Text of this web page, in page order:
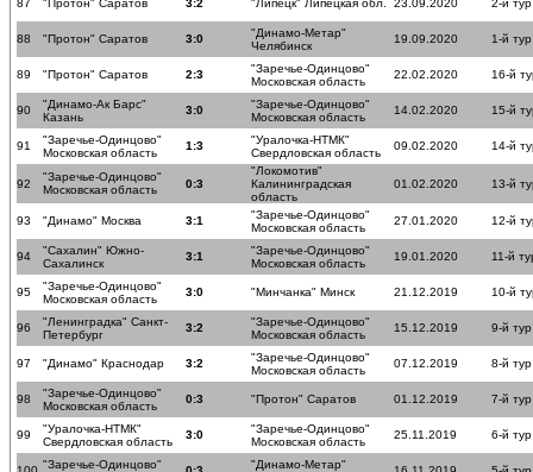
87 "Протон" Саратов 3:2 "Липецк" Липецкая обл. 23.09.2020 2-й тур
88 "Протон" Саратов 3:0
"Динамо-Метар"
Челябинск
19.09.2020 1-й тур
89 "Протон" Саратов 2:3
"Заречье-Одинцово"
Московская область
22.02.2020 16-й
90
"Динамо-Ак Барс"
Казань
3:0
"Заречье-Одинцово"
Московская область
14.02.2020 15-й
91
"Заречье-Одинцово"
Московская область
1:3
"Уралочка-НТМК"
Свердловская область
09.02.2020 14-й
92
"Заречье-Одинцово"
Московская область
0:3
"Локомотив"
Калининградская
область
01.02.2020 13-й
93 "Динамо" Москва 3:1
"Заречье-Одинцово"
Московская область
27.01.2020 12-й
94
"Сахалин" Южно-
Сахалинск
3:1
"Заречье-Одинцово"
Московская область
19.01.2020 11-й
95
"Заречье-Одинцово"
Московская область
3:0 "Минчанка" Минск 21.12.2019 10-й
96
"Ленинградка" Санкт-
Петербург
3:2
"Заречье-Одинцово"
Московская область
15.12.2019 9-й тур
97 "Динамо" Краснодар 3:2
"Заречье-Одинцово"
Московская область
07.12.2019 8-й тур
98
"Заречье-Одинцово"
Московская область
0:3 "Протон" Саратов 01.12.2019 7-й тур
99
"Уралочка-НТМК"
Свердловская область
3:0
"Заречье-Одинцово"
Московская область
25.11.2019 6-й тур
"Заречье-Одинцово"
"Динамо-Метар"